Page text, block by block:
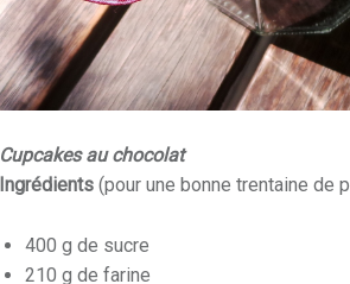
Cupcakes au chocolat
Ingrédients (pour une bonne trentaine de
400 g de sucre
210 g de farine